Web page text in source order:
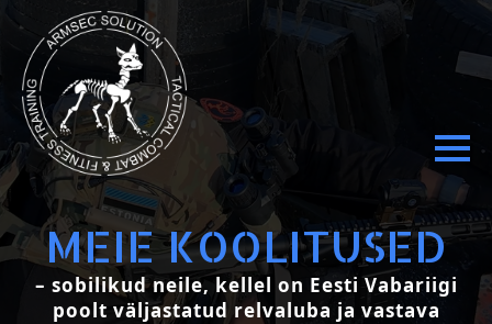
MEIE KOOLITUSED
– sobilikud neile, kellel on Eesti Vabariigi
poolt väljastatud relvaluba ja vastava